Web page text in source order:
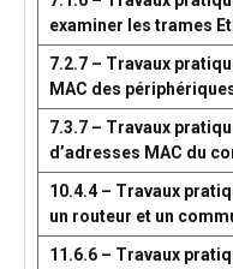
examiner les trames
7.2.7 – Travaux
MAC des
7.3.7 – Travaux
d’adresses MAC du
10.4.4 – Travaux
un routeur et un
11.6.6 – Travaux